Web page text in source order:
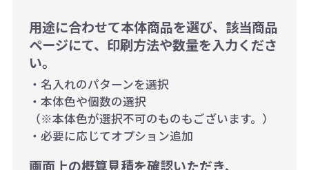
用途に合わせて本体商品を選び、該当商品
ページにて、印刷方法や数量を入力くださ
い。
・名入れのパターンを選択
・本体色や個数の選択
（※本体色が選択不可のものもございます。）
・必要に応じてオプション追加
画面上の概算見積を確認いただき、